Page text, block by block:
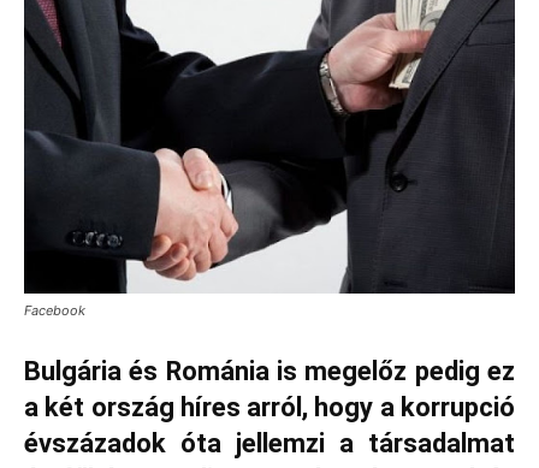
Facebook
Bulgária és Románia is megelőz pedig ez
a két ország híres arról, hogy a korrupció
évszázadok óta jellemzi a társadalmat